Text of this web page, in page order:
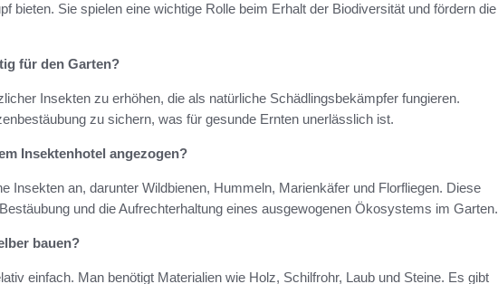
bieten. Sie spielen eine wichtige Rolle beim Erhalt der Biodiversität und fördern die
für den Garten?
Insekten zu erhöhen, die als natürliche Schädlingsbekämpfer fungieren.
zu sichern, was für gesunde Ernten unerlässlich ist.
Insektenhotel angezogen?
Insekten an, darunter Wildbienen, Hummeln, Marienkäfer und Florfliegen. Diese
und die Aufrechterhaltung eines ausgewogenen Ökosystems im Garten.
bauen?
einfach. Man benötigt Materialien wie Holz, Schilfrohr, Laub und Steine. Es gibt